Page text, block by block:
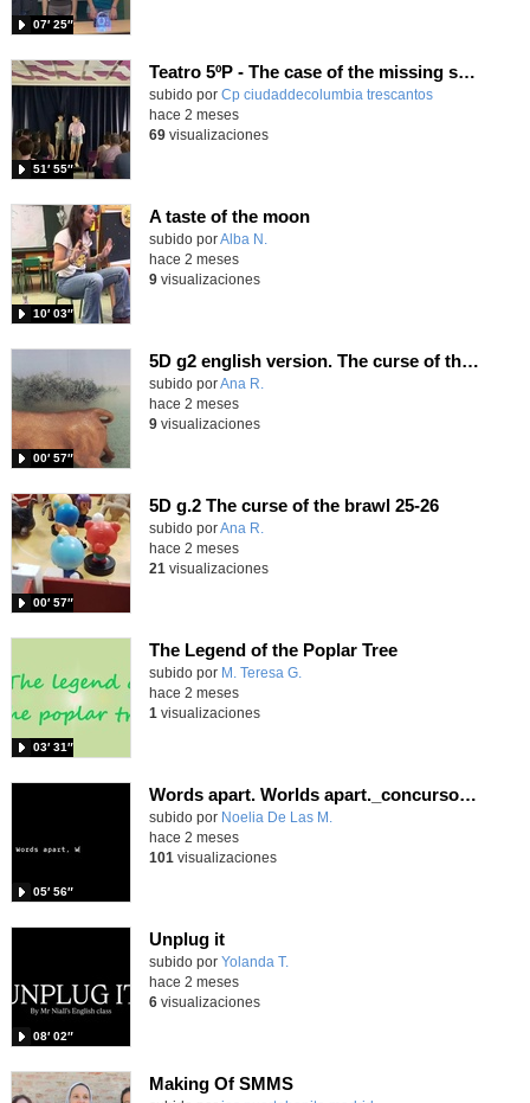
07′ 25″
Teatro 5ºP - The case of the missing school
subido por Cp ciudaddecolumbia trescantos
51′ 55″
-
hace 2 meses
69visualizaciones
A taste of the moon
Contenido educativo.
subido porAlba N.
10′ 03″
hace 2 meses
9visualizaciones
5D g2 english version. The curse of the brawl
Contenido educativo.
subido porAna R.
00′ 57″
hace 2 meses
9visualizaciones
5D g.2 The curse of the brawl 25-26
Contenido educativo.
subido porAna R.
00′ 57″
hace 2 meses
21 visualizaciones
The Legend of the Poplar Tree
Contenido educativo.
subido por M. Teresa G.
03′ 31″
hace 2 meses
1 visualizaciones
Words apart. Worlds apart._concursoscorto10_Autism
Contenido educativo.
subido por Noelia De Las M.
05′ 56″
hace 2 meses
101 visualizaciones
Unplug it
Contenido educativo.
subido por Yolanda T.
08′ 02″
hace 2 meses
6visualizaciones
Making Of SMMS